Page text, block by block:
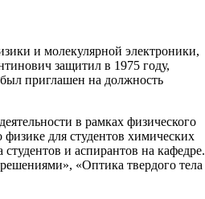
и молекулярной электроники,
защитил в 1975 году,
приглашен на должность
в рамках физического
для студентов химических
и аспирантов на кафедре.
«Оптика твердого тела